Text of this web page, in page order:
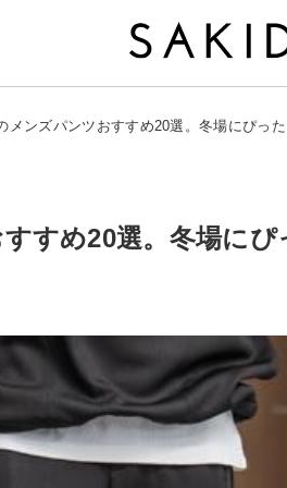
メンズパンツおすすめ20選。冬場にぴっ
すめ20選。冬場にぴ